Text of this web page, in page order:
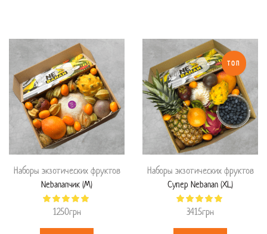
Наборы экзотических фруктов
Nebananчик (М)
1250грн
ТОП
Наборы экзотических фруктов
Супер Nebanan (XL)
3415грн